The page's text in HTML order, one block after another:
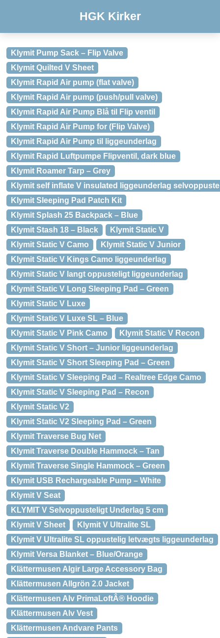
HGK Kirker
Klymit Pump Sack – Flip Valve
Klymit Quilted V Sheet
Klymit Rapid Air pump (flat valve)
Klymit Rapid Air pump (push/pull valve)
Klymit Rapid Air Pump Blå til Flip ventil
Klymit Rapid Air Pump for (Flip Valve)
Klymit Rapid Air Pump til liggeunderlag
Klymit Rapid Luftpumpe Flipventil, dark blue
Klymit Roamer Tarp – Grey
Klymit self inflate V insulated liggeunderlag
Klymit Sleeping Pad Patch Kit
Klymit Splash 25 Backpack – Blue
Klymit Stash 18 – Black
Klymit Static V
Klymit Static V Camo
Klymit Static V Junior
Klymit Static V Kings Camo liggeunderlag
Klymit Static V langt oppusteligt liggeunderlag
Klymit Static V Long Sleeping Pad – Green
Klymit Static V Luxe
Klymit Static V Luxe SL – Blue
Klymit Static V Pink Camo
Klymit Static V Recon
Klymit Static V Short – Junior liggeunderlag
Klymit Static V Short Sleeping Pad – Green
Klymit Static V Sleeping Pad – Realtree Edge Camo
Klymit Static V Sleeping Pad – Recon
Klymit Static V2
Klymit Static V2 Sleeping Pad – Green
Klymit Traverse Bug Net
Klymit Traverse Double Hammock – Tan
Klymit Traverse Single Hammock – Green
Klymit USB Rechargeable Pump – White
Klymit V Seat
KLYMIT V Selvoppusteligt Underlag 5 cm
Klymit V Sheet
Klymit V Ultralite SL
Klymit V Ultralite SL oppustelig letvægts liggeunderlag
Klymit Versa Blanket – Blue/Orange
Klättermusen Algir Large Accessory Bag
Klättermusen Allgrön 2.0 Jacket
Klättermusen Alv PrimaLoftÂ® Hoodie
Klättermusen Alv Vest
Klättermusen Andvare Pants